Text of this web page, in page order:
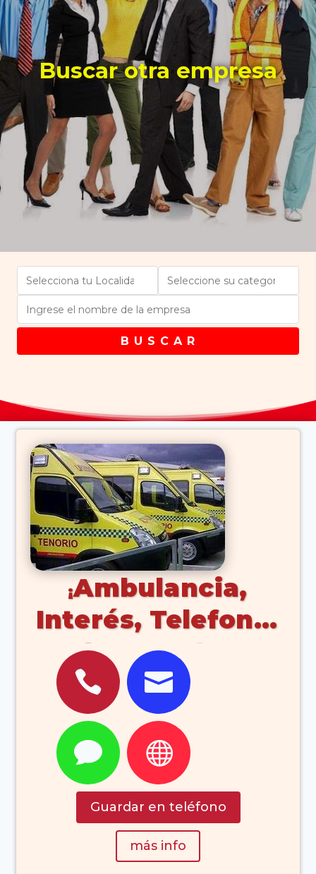
Buscar otra empresa
B U S C A R
Ambulancia,
Interés, Telefono,
Lanzarote,
Seguridad, Social,
Teléfono
(Lanzarote Islas
Canarias España)
 
 
Guardar en teléfono
más info